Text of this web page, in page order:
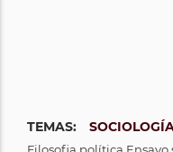
TEMAS: